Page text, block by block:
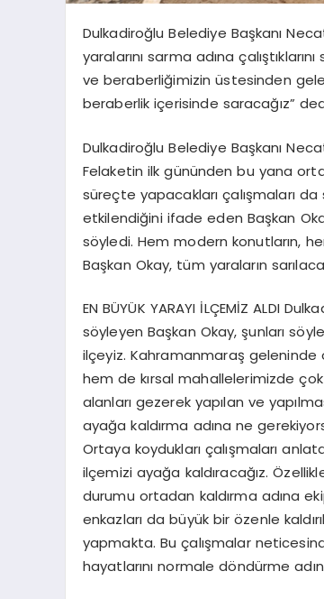
Dulkadiroğlu Belediye Başkanı
yaralarını sarma adına
ve beraberliğimizin üstesinden
beraberlik içerisinde saracağız”
Dulkadiroğlu Belediye Başkanı
Felaketin ilk gününden bu yana
süreçte yapacakları çalışmaları
etkilendiğini ifade eden Başkan
söyledi. Hem modern konutların,
Başkan Okay, tüm yaraların
EN BÜYÜK YARAYI İLÇEMİZ ALDI
söyleyen Başkan Okay, şunları
ilçeyiz. Kahramanmaraş geleninde
hem de kırsal mahallelerimizde
alanları gezerek yapılan ve
ayağa kaldırma adına ne
Ortaya koydukları çalışmaları
ilçemizi ayağa kaldıracağız.
durumu ortadan kaldırma adına
enkazları da büyük bir özenle
yapmakta. Bu çalışmalar
hayatlarını normale döndürme